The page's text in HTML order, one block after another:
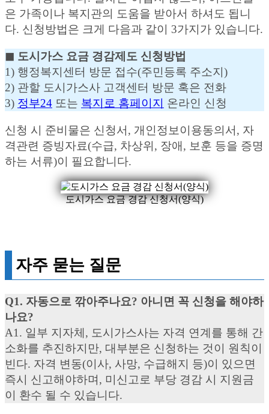
은 가족이나 복지관의 도움을 받아서 하셔도 됩니
다. 신청방법은 크게 다음과 같이 3가지가 있습니다.
◼︎ 도시가스 요금 경감제도 신청방법
1) 행정복지센터 방문 접수(주민등록 주소지)
2) 관할 도시가스사 고객센터 방문 혹은 전화
3) 정부24 또는 복지로 홈페이지 온라인 신청
신청 시 준비물은 신청서, 개인정보이용동의서, 자
격관련 증빙자료(수급, 차상위, 장애, 보훈 등을 증명
하는 서류)이 필요합니다.
도시가스 요금 경감 신청서(양식)
자주 묻는 질문
Q1. 자동으로 깎아주나요? 아니면 꼭 신청을 해야하
나요?
A1. 일부 지자체, 도시가스사는 자격 연계를 통해 간
소화를 추진하지만, 대부분은 신청하는 것이 원칙이
빈다. 자격 변동(이사, 사망, 수급해지 등)이 있으면
즉시 신고해야하며, 미신고로 부당 경감 시 지원금
이 환수 될 수 있습니다.